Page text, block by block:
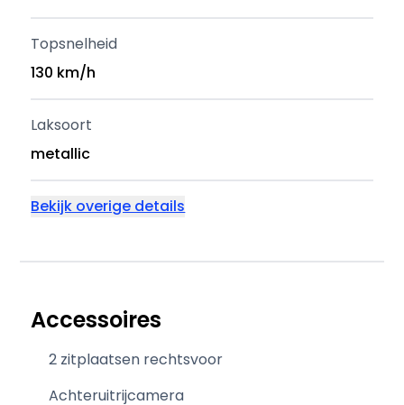
Topsnelheid
130 km/h
Laksoort
metallic
Bekijk overige details
Accessoires
2 zitplaatsen rechtsvoor
Achteruitrijcamera